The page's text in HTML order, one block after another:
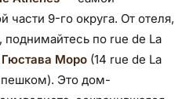
части 9-го округа. От отеля,
поднимайтесь по rue de La
Моро (14 rue de La
Это дом-